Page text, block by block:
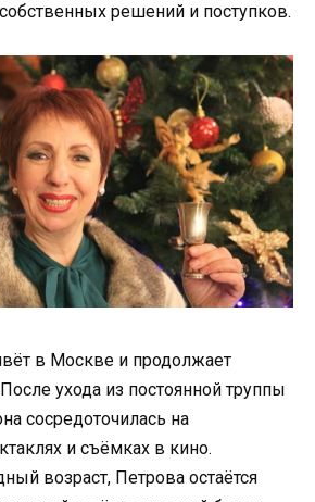
решений и поступков.
в Москве и продолжает
ухода из постоянной труппы
сосредоточилась на
и съёмках в кино.
возраст, Петрова остаётся